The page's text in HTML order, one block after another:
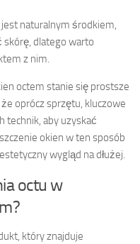
naturalnym środkiem,
dlatego warto
z nim.
octem stanie się prostsze
oprócz sprzętu, kluczowe
technik, aby uzyskać
okien w ten sposób
wygląd na dłużej.
octu w
który znajduje